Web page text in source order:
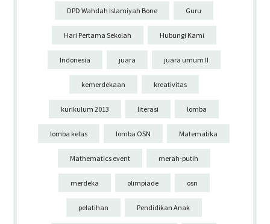
DPD Wahdah Islamiyah Bone Guru
Hari Pertama Sekolah Hubungi Kami
Indonesia juara juara umum II
kemerdekaan kreativitas
kurikulum 2013 literasi lomba
lomba kelas lomba OSN Matematika
Mathematics event merah-putih
merdeka olimpiade osn
pelatihan Pendidikan Anak